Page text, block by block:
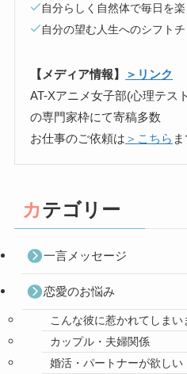
自分らしく自然体で毎日を
自分の望む人生へのシフト
【メディア情報】
＞リンク
AT-Xアニメ女子部(心理テス
の専門家枠にて寄稿多数
お仕事のご依頼は ＞こちら
カテゴリー
一言メッセージ
恋愛のお悩み
こんな彼に惹かれてしまい
カップル・夫婦関係
婚活・パートナーが欲しい